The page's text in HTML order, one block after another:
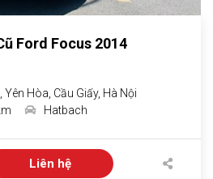
Ford Focus 2014
Hòa, Cầu Giấy, Hà Nội
Hatbach
Liên hệ